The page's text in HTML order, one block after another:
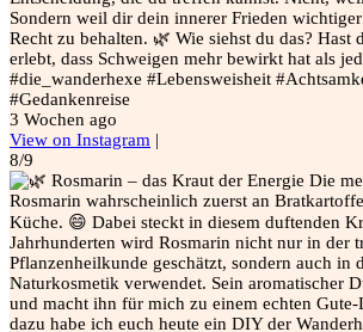
Sondern weil dir dein innerer Frieden
Recht zu behalten. 🌿 Wie siehst du das? Hast
erlebt, dass Schweigen mehr bewirkt hat als
#die_wanderhexe #Lebensweisheit
#Gedankenreise
3 Wochen ago
View on Instagram |
8/9